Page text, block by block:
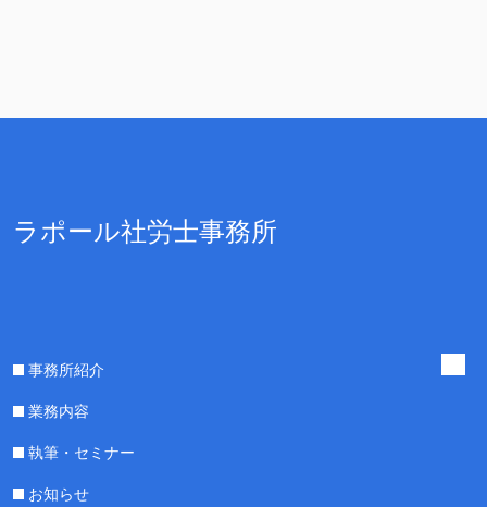
ラポール社労士事務所
事務所紹介
業務内容
執筆・セミナー
お知らせ